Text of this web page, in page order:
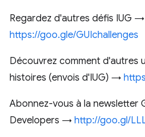
Regardez d'autres défis IUG →
https://goo.gle/GUIchallenges
Découvrez comment d'autres
histoires (envois d'IUG) →
Abonnez-vous à la newsletter
Developers → http://goo.gl/